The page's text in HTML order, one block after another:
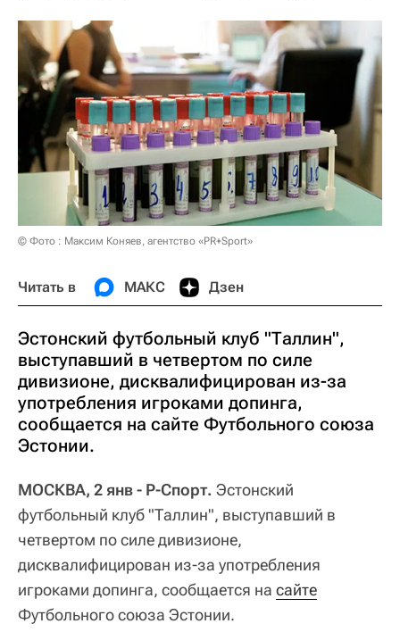
© Фото : Максим Коняев, агентство «PR+Sport»
Читать в МАКС Дзен
Эстонский футбольный клуб "Таллин",
выступавший в четвертом по силе
дивизионе, дисквалифицирован из-за
употребления игроками допинга,
сообщается на сайте Футбольного союза
Эстонии.
МОСКВА, 2 янв - Р-Спорт. Эстонский
футбольный клуб "Таллин", выступавший в
четвертом по силе дивизионе,
дисквалифицирован из-за употребления
игроками допинга, сообщается на сайте
Футбольного союза Эстонии.